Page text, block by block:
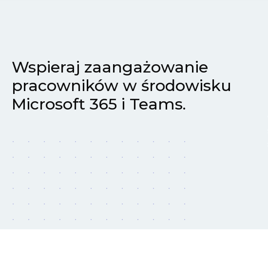
Wspieraj zaangażowanie
pracowników w środowisku
Microsoft 365 i Teams.